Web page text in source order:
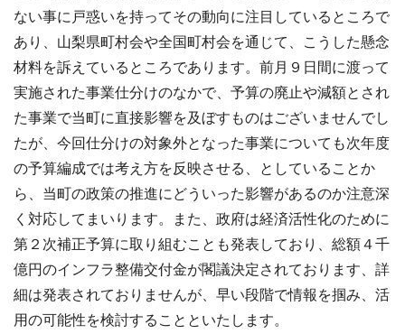
ない事に戸惑いを持ってその動向に注目しているところで
あり、山梨県町村会や全国町村会を通じて、こうした懸念
材料を訴えているところであります。前月９日間に渡って
実施された事業仕分けのなかで、予算の廃止や減額とされ
た事業で当町に直接影響を及ぼすものはございませんでし
たが、今回仕分けの対象外となった事業についても次年度
の予算編成では考え方を反映させる、としていることか
ら、当町の政策の推進にどういった影響があるのか注意深
く対応してまいります。また、政府は経済活性化のために
第２次補正予算に取り組むことも発表しており、総額４千
億円のインフラ整備交付金が閣議決定されております、詳
細は発表されておりませんが、早い段階で情報を掴み、活
用の可能性を検討することといたします。